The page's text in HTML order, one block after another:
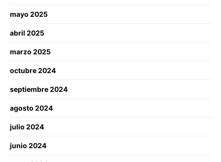
mayo 2025
abril 2025
marzo 2025
octubre 2024
septiembre 2024
agosto 2024
julio 2024
junio 2024